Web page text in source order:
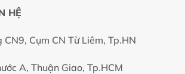
HỆ
CN9, Cụm CN Từ Liêm, Tp.HN
A, Thuận Giao, Tp.HCM